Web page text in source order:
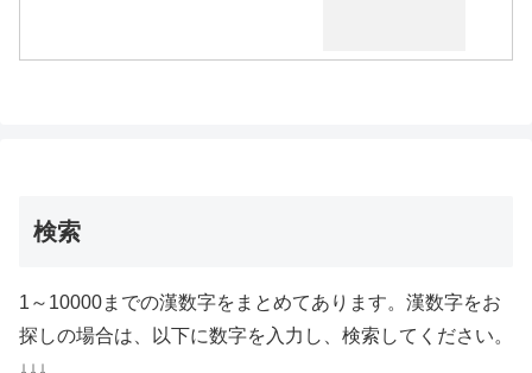
検索
1～10000までの漢数字をまとめてあります。漢数字をお
探しの場合は、以下に数字を入力し、検索してください。